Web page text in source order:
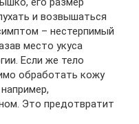
и возвышаться
– нестерпимый
место укуса
Если же тело
обработать кожу
Это предотвратит